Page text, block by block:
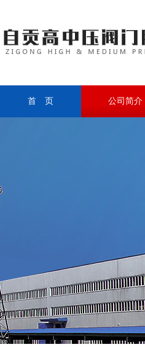
首 页 公司简介